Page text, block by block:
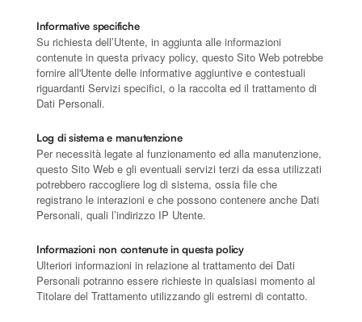
Informative specifiche
Su richiesta dell’Utente, in aggiunta alle informazioni
contenute in questa privacy policy, questo Sito Web potrebbe
fornire all'Utente delle informative aggiuntive e contestuali
riguardanti Servizi specifici, o la raccolta ed il trattamento di
Dati Personali.
Log di sistema e manutenzione
Per necessità legate al funzionamento ed alla manutenzione,
questo Sito Web e gli eventuali servizi terzi da essa utilizzati
potrebbero raccogliere log di sistema, ossia file che
registrano le interazioni e che possono contenere anche Dati
Personali, quali l’indirizzo IP Utente.
Informazioni non contenute in questa policy
Ulteriori informazioni in relazione al trattamento dei Dati
Personali potranno essere richieste in qualsiasi momento al
Titolare del Trattamento utilizzando gli estremi di contatto.